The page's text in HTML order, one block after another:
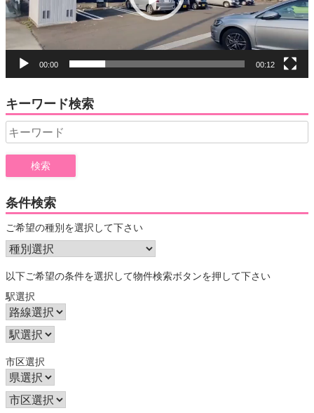
ー
00:00 00:12
キーワード検索
Search
for:
条件検索
ご希望の種別を選択して下さい
以下ご希望の条件を選択して物件検索ボタンを押して下さい
駅選択
市区選択